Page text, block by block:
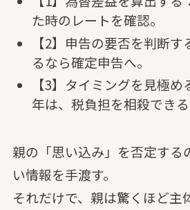
た時のレートを確認。
【2】申告の要否を判断
るなら確定申告へ。
【3】タイミングを見極
年は、税負担を相殺できる
親の「思い込み」を否定する
い情報を手渡す。
それだけで、親は驚くほど主